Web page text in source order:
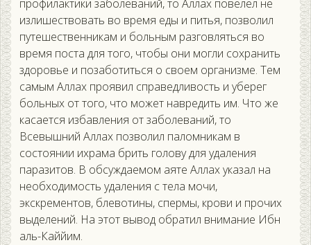
профилактики заболеваний, то Аллах повелел не
излишествовать во время еды и питья, позволил
путешественникам и больным разговляться во
время поста для того, чтобы они могли сохранить
здоровье и позаботиться о своем организме. Тем
самым Аллах проявил справедливость и уберег
больных от того, что может навредить им. Что же
касается избавления от заболеваний, то
Всевышний Аллах позволил паломникам в
состоянии ихрама брить голову для удаления
паразитов. В обсуждаемом аяте Аллах указал на
необходимость удаления с тела мочи,
экскрементов, блевотины, спермы, крови и прочих
выделений. На этот вывод обратил внимание Ибн
аль-Каййим.